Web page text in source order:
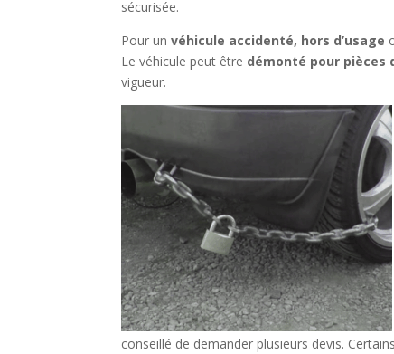
sécurisée.
Pour unvéhicule accidenté, hors d’usage
Le véhicule peut être démonté pour pièces
vigueur.
conseillé de demander plusieurs devis.